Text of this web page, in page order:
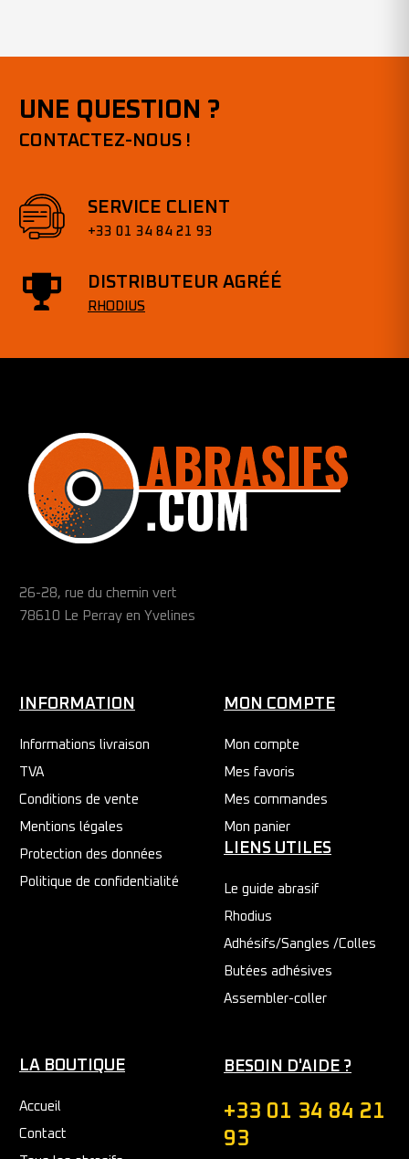
UNE QUESTION ?
CONTACTEZ-NOUS !
SERVICE CLIENT
+33 01 34 84 21 93
DISTRIBUTEUR AGRÉÉ
RHODIUS
26-28, rue du chemin vert
78610 Le Perray en Yvelines
INFORMATION
Informations livraison
TVA
Conditions de vente
Mentions légales
Protection des données
Politique de confidentialité
MON COMPTE
Mon compte
Mes favoris
Mes commandes
Mon panier
LIENS UTILES
Le guide abrasif
Rhodius
Adhésifs/Sangles /Colles
Butées adhésives
Assembler-coller
LA BOUTIQUE
Accueil
Contact
BESOIN D'AIDE ?
+33 01 34 84 21
93